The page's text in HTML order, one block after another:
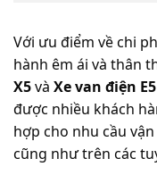
Với ưu điểm về chi
hành êm ái và thân
X5và Xe van điện E5
được nhiều khách
hợp cho nhu cầu
cũng như trên các